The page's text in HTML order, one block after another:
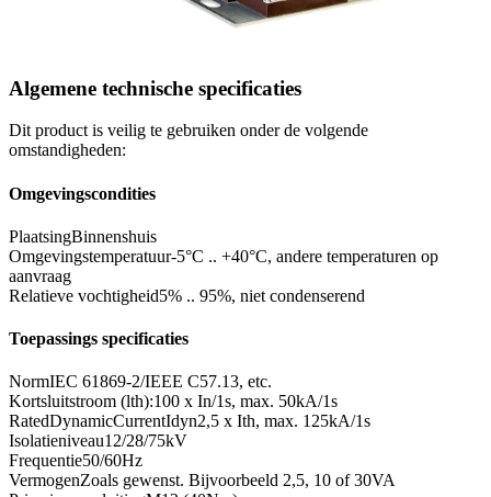
Algemene technische specificaties
Dit product is veilig te gebruiken onder de volgende
omstandigheden:
Omgevingscondities
PlaatsingBinnenshuis
Omgevingstemperatuur-5°C .. +40°C, andere temperaturen op
aanvraag
Relatieve vochtigheid5% .. 95%, niet condenserend
Toepassings specificaties
NormIEC 61869-2/IEEE C57.13, etc.
Kortsluitstroom (lth):100 x In/1s, max. 50kA/1s
RatedDynamicCurrentIdyn2,5 x Ith, max. 125kA/1s
Isolatieniveau12/28/75kV
Frequentie50/60Hz
VermogenZoals gewenst. Bijvoorbeeld 2,5, 10 of 30VA